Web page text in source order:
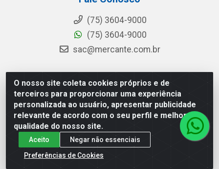
O nosso site coleta cookies próprios e de
terceiros para proporcionar uma experiência
personalizada ao usuário, apresentar publicidade
relevante de acordo com o seu perfil e melhorar a
qualidade do nosso site.
Aceito
Negar não essenciais
Preferências de Cookies
(75) 3604-9000
(75) 3604-9000
sac@mercante.com.br
Mercante Distribuidora - Rua Mercante, 699 - Aviário,
Feira de Santana/BA - CEP 44.096-218 - CNPJ
96.755.848/0001-08